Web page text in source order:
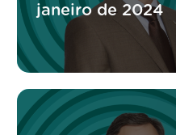
janeiro de 2024